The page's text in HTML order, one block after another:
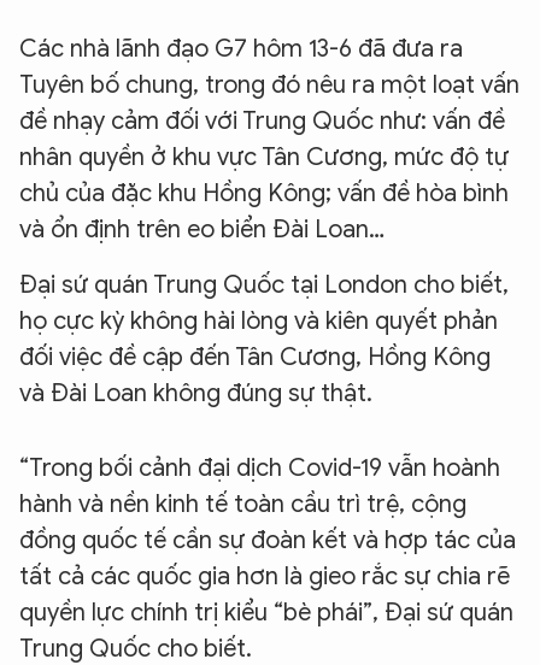
Các nhà lãnh đạo G7 hôm 13-6 đã đưa ra
Tuyên bố chung, trong đó nêu ra một loạt vấn
đề nhạy cảm đối với Trung Quốc như: vấn đề
nhân quyền ở khu vực Tân Cương, mức độ tự
chủ của đặc khu Hồng Kông; vấn đề hòa bình
và ổn định trên eo biển Đài Loan…
Đại sứ quán Trung Quốc tại London cho biết,
họ cực kỳ không hài lòng và kiên quyết phản
đối việc đề cập đến Tân Cương, Hồng Kông
và Đài Loan không đúng sự thật.
“Trong bối cảnh đại dịch Covid-19 vẫn hoành
hành và nền kinh tế toàn cầu trì trệ, cộng
đồng quốc tế cần sự đoàn kết và hợp tác của
tất cả các quốc gia hơn là gieo rắc sự chia rẽ
quyền lực chính trị kiểu “bè phái”, Đại sứ quán
Trung Quốc cho biết.